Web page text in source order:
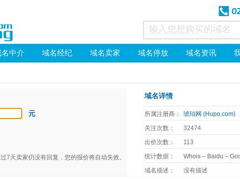
名中介 域名经纪 域名卖家 域名停放 域名资讯
元
7天卖家仍没有回复，您的报价将自动失效。
域名详情
所属注册商：
琥珀网 (Hupo.com)
关注次数：
32474
出价次数：
113
统计数据：
Whois – Baidu –
域名描述：
没有描述